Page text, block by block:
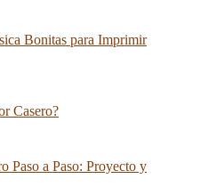
Bonitas para Imprimir
Casero?
Paso a Paso: Proyecto y